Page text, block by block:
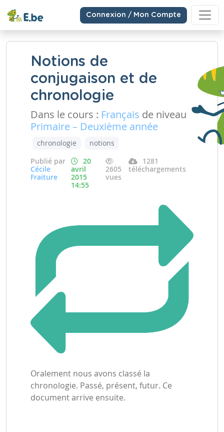
Connexion / Mon Compte
Notions de
conjugaison et de
chronologie
Dans le cours : Français de niveau
Primaire – Deuxième année
chronologie
notions
Publié par
Cécile
Fraiture
20
avril
2015
14:55
2605
vues
1281
téléchargements
Oralement nous avons classé la
chronologie. Passé, présent, futur. Ce
document arrive ensuite.